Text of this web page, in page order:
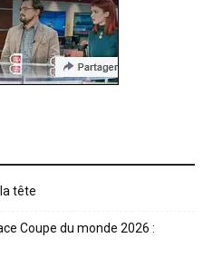
tête
Coupe du monde 2026 :